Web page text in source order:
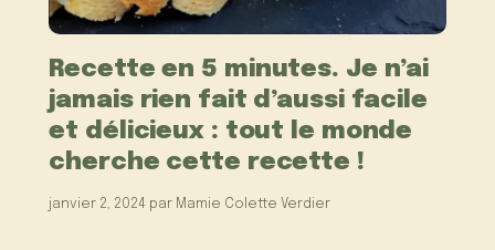
Recette en 5 minutes. Je n’ai
jamais rien fait d’aussi facile
et délicieux : tout le monde
cherche cette recette !
janvier 2, 2024 par Mamie Colette Verdier